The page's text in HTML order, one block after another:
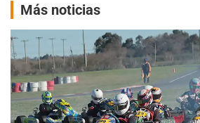
Más noticias